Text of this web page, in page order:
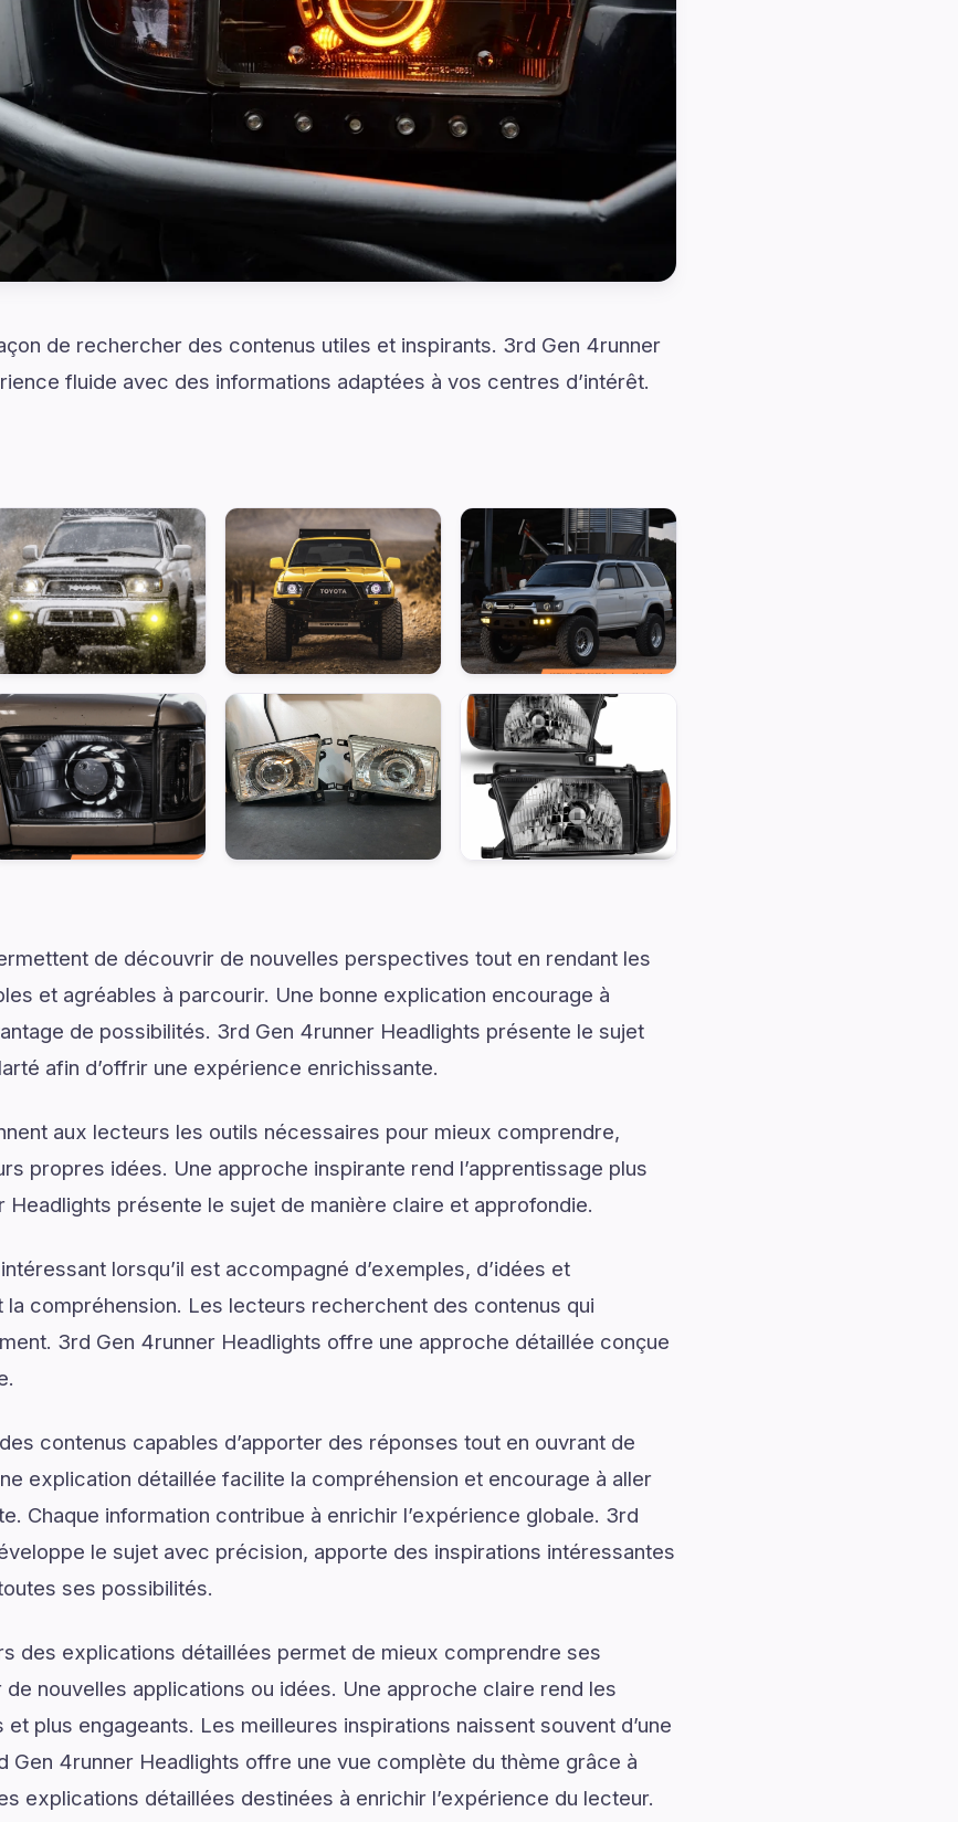
de rechercher des contenus utiles et inspirants. 3rd Gen 4runner
fluide avec des informations adaptées à vos centres d’intérêt.
de découvrir de nouvelles perspectives tout en rendant les
et agréables à parcourir. Une bonne explication encourage à
de possibilités. 3rd Gen 4runner Headlights présente le sujet
afin d’offrir une expérience enrichissante.
aux lecteurs les outils nécessaires pour mieux comprendre,
propres idées. Une approche inspirante rend l’apprentissage plus
Headlights présente le sujet de manière claire et approfondie.
lorsqu’il est accompagné d’exemples, d’idées et
la compréhension. Les lecteurs recherchent des contenus qui
3rd Gen 4runner Headlights offre une approche détaillée conçue
contenus capables d’apporter des réponses tout en ouvrant de
explication détaillée facilite la compréhension et encourage à aller
Chaque information contribue à enrichir l’expérience globale. 3rd
le sujet avec précision, apporte des inspirations intéressantes
ses possibilités.
des explications détaillées permet de mieux comprendre ses
de nouvelles applications ou idées. Une approche claire rend les
plus engageants. Les meilleures inspirations naissent souvent d’une
Gen 4runner Headlights offre une vue complète du thème grâce à
explications détaillées destinées à enrichir l’expérience du lecteur.